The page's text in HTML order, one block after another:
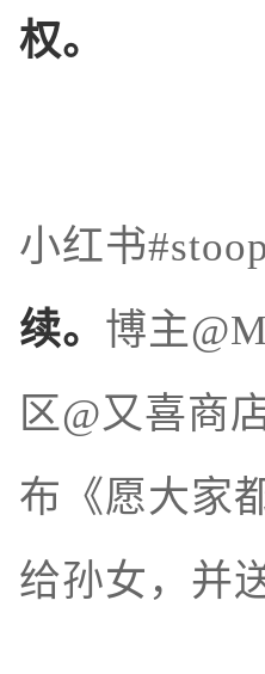
权。
小红书
续。 博主
区@又喜商
布《愿大家
给孙女，并